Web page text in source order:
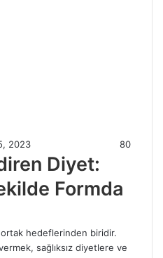
2023 80
Diyet:
Formda
hedeflerinden biridir.
sağlıksız diyetlere ve